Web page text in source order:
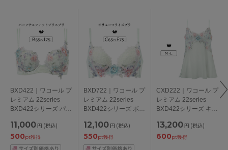
BXD422｜ワコール プ
レミアム 22series
BXD422シリーズ パー
ブラ ブラジャー単品
BCDEFGHIカップ ア
ンダー
11,000 円 (税込)
500pt獲得
BXD722｜ワコール プ
レミアム 22series
BXD422シリーズ ボリ
ラジャー単品 CDEFカ
ップ アンダー
65/70/75cm
12,100 円 (税込)
550pt獲得
CXD222｜ワコール プ
レミアム 22series
BXD422シリーズ キャ
13,200 円 (税込)
600pt獲得